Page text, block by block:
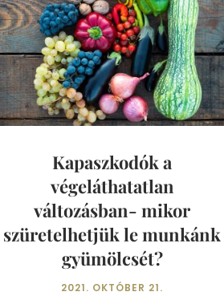
Kapaszkodók a
végeláthatatlan
változásban- mikor
szüretelhetjük le munkánk
gyümölcsét?
2021. OKTÓBER 21.